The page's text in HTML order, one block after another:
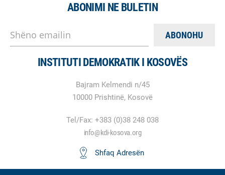
ABONIMI NE BULETIN
Shëno emailin
INSTITUTI DEMOKRATIK I KOSOVËS
Bajram Kelmendi n/45
10000 Prishtinë, Kosovë
Tel/Fax: +383 (0)38 248 038
info@kdi-kosova.org
Shfaq Adresën